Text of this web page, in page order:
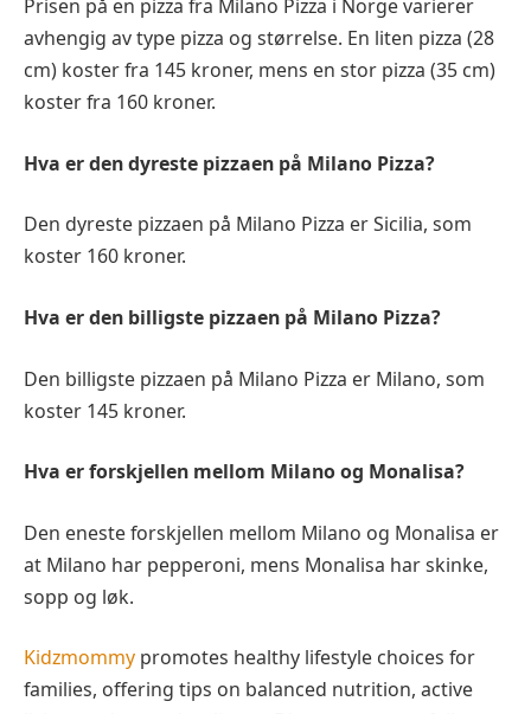
Prisen på en pizza fra Milano Pizza i Norge varierer
avhengig av type pizza og størrelse. En liten pizza (28
cm) koster fra 145 kroner, mens en stor pizza (35 cm)
koster fra 160 kroner.
Hva er den dyreste pizzaen på Milano Pizza?
Den dyreste pizzaen på Milano Pizza er Sicilia, som
koster 160 kroner.
Hva er den billigste pizzaen på Milano Pizza?
Den billigste pizzaen på Milano Pizza er Milano, som
koster 145 kroner.
Hva er forskjellen mellom Milano og Monalisa?
Den eneste forskjellen mellom Milano og Monalisa er
at Milano har pepperoni, mens Monalisa har skinke,
sopp og løk.
Kidzmommy promotes healthy lifestyle choices for
families, offering tips on balanced nutrition, active